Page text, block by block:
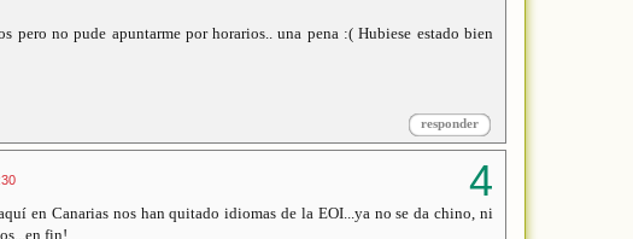
pero no pude apuntarme por horarios.. una pena :( Hubiese estado bien
responder
en Canarias nos han quitado idiomas de la EOI...ya no se da chino, ni
fin!